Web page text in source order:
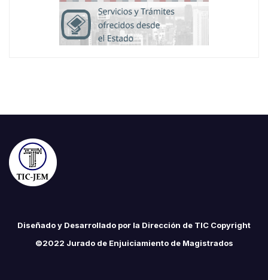
Diseñado y Desarrollado por la Dirección de TIC Copyright
©2022 Jurado de Enjuiciamiento de Magistrados